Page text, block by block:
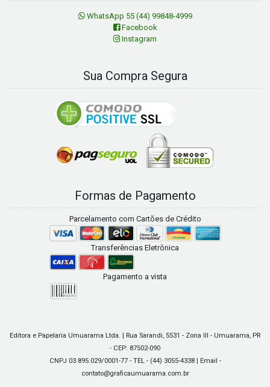
WhatsApp 55 (44) 99848-4999
Facebook
Instagram
Sua Compra Segura
Formas de Pagamento
Parcelamento com Cartões de Crédito
Transferências Eletrônica
Pagamento a vista
Editora e Papelaria Umuarama Ltda. | Rua Sarandi, 5531 - Zona III - Umuarama, PR
- CEP: 87502-090
CNPJ 03.895.029/0001-77 - TEL - (44) 3055-4338 | Email -
contato@graficaumuarama.com.br